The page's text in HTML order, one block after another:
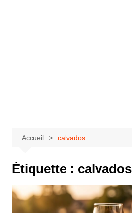
Accueil calvados
Étiquette : calvados